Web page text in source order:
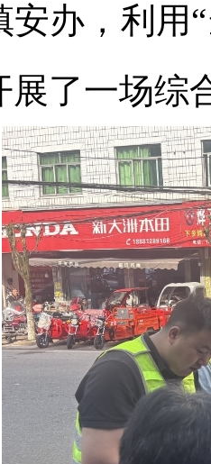
安办，利用
展了一场综